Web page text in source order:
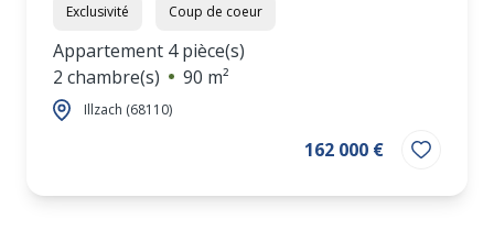
Exclusivité Coup de coeur
Appartement 4 pièce(s)
2 chambre(s)
90 m²
Illzach (68110)
162 000 €